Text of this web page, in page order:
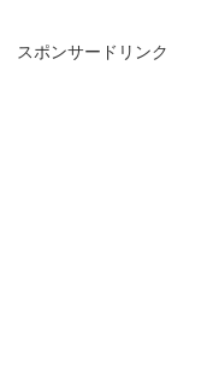
スポンサードリンク